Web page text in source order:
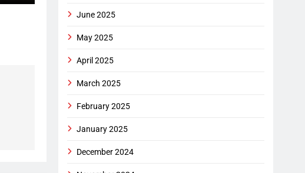
June 2025
May 2025
April 2025
March 2025
February 2025
January 2025
December 2024